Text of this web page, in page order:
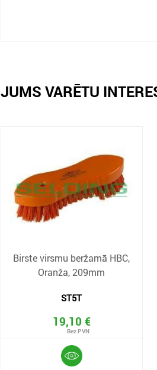
JUMS VARĒTU
Birste virsmu beržamā HBC,
Oranža, 209mm
ST5T
19,10 €